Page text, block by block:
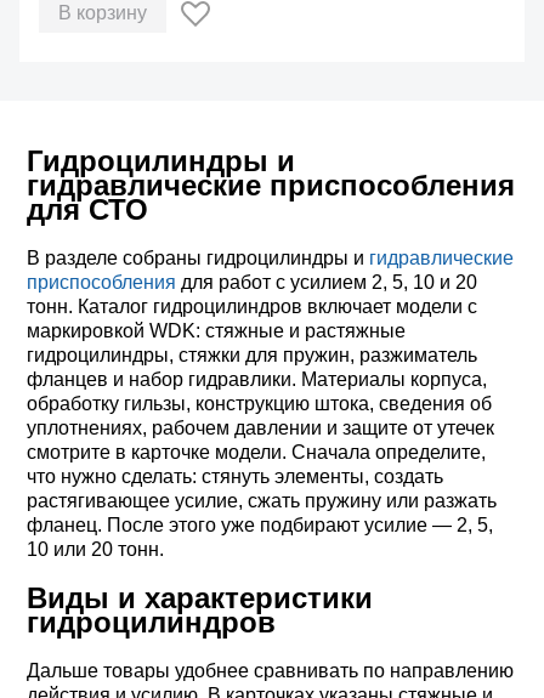
В корзину
Гидроцилиндры и
гидравлические приспособления
для СТО
В разделе собраны гидроцилиндры и гидравлические
приспособления для работ с усилием 2, 5, 10 и 20
тонн. Каталог гидроцилиндров включает модели с
маркировкой WDK: стяжные и растяжные
гидроцилиндры, стяжки для пружин, разжиматель
фланцев и набор гидравлики. Материалы корпуса,
обработку гильзы, конструкцию штока, сведения об
уплотнениях, рабочем давлении и защите от утечек
смотрите в карточке модели. Сначала определите,
что нужно сделать: стянуть элементы, создать
растягивающее усилие, сжать пружину или разжать
фланец. После этого уже подбирают усилие — 2, 5,
10 или 20 тонн.
Виды и характеристики
гидроцилиндров
Дальше товары удобнее сравнивать по направлению